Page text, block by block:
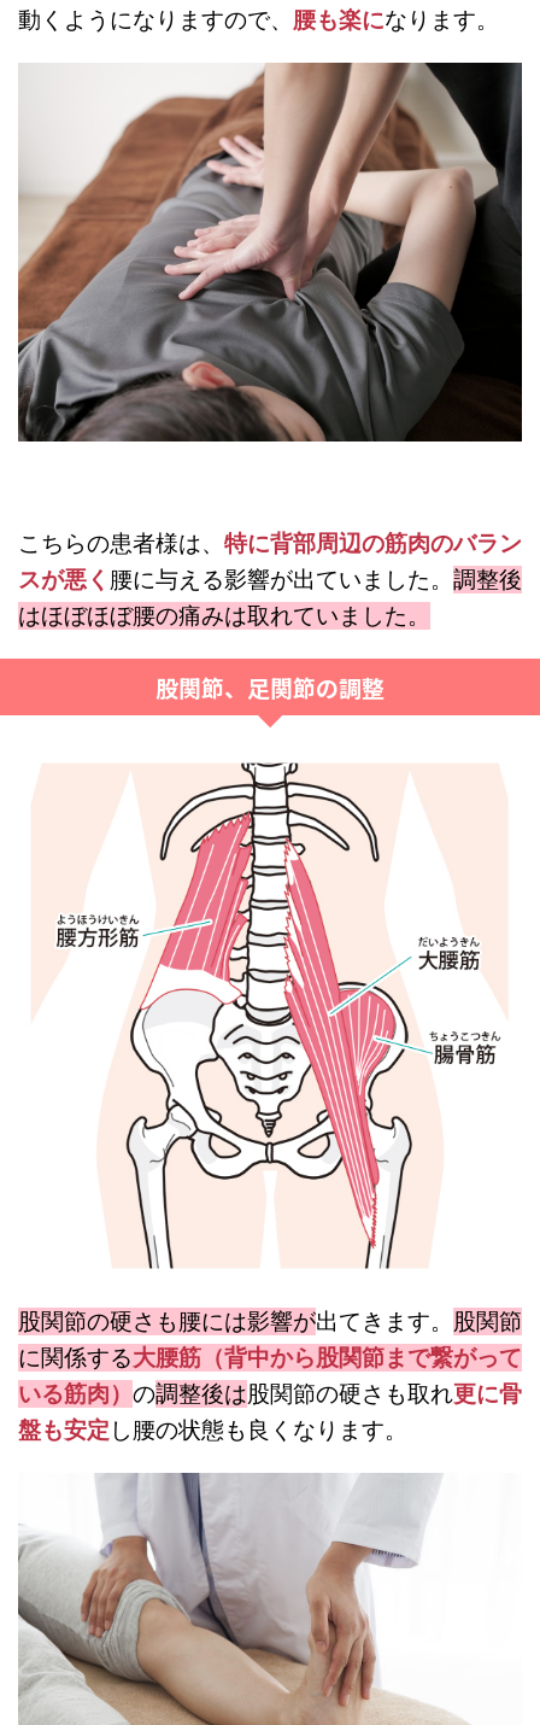
動くようになりますので、 腰も楽になります。
こちらの患者様は、 特に背部周辺の筋肉のバラン
スが悪く 腰に与える影響が出ていました。 調整後
はほぼほぼ腰の痛みは取れていました。
股関節、足関節の調整
股関節の硬さも腰には影響が出てきます。 股関節
に関係する大腰筋（背中から股関節まで繋がって
いる筋肉） の調整後は股関節の硬さも取れ更に骨
盤も安定 し腰の状態も良くなります。